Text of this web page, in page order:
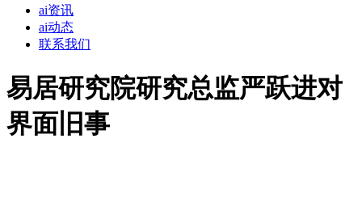
ai资讯
ai动态
联系我们
易居研究院研究总监严跃进对
界面旧事